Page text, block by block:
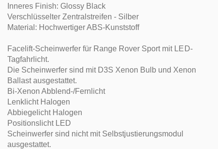
Inneres Finish: Glossy Black
Verschlüsselter Zentralstreifen - Silber
Material: Hochwertiger ABS-Kunststoff
Facelift-Scheinwerfer für Range Rover Sport mit LED-
Tagfahrlicht.
Die Scheinwerfer sind mit D3S Xenon Bulb und Xenon
Ballast ausgestattet.
Bi-Xenon Abblend-/Fernlicht
Lenklicht Halogen
Abbiegelicht Halogen
Positionslicht LED
Scheinwerfer sind nicht mit Selbstjustierungsmodul
ausgestattet.